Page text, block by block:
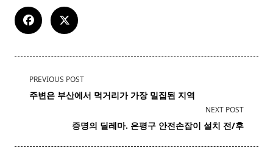
<span
class="nav-
text">Page</span>
PREVIOUS POST
주변은 부산에서 먹거리가 가장 밀집된 지역
NEXT POST
증명의 딜레마. 은평구 안전손잡이 설치 전/후